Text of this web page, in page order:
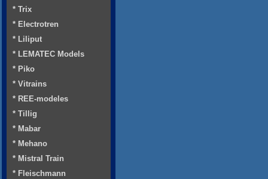
* Trix
* Electrotren
* Liliput
* LEMATEC Models
* Piko
* Vitrains
* REE-modeles
* Tillig
* Mabar
* Mehano
* Mistral Train
* Fleischmann